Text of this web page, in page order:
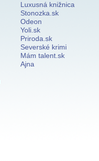
Luxusná knižnica
Stonozka.sk
Odeon
Yoli.sk
Priroda.sk
Severské krimi
Mám talent.sk
Ajna